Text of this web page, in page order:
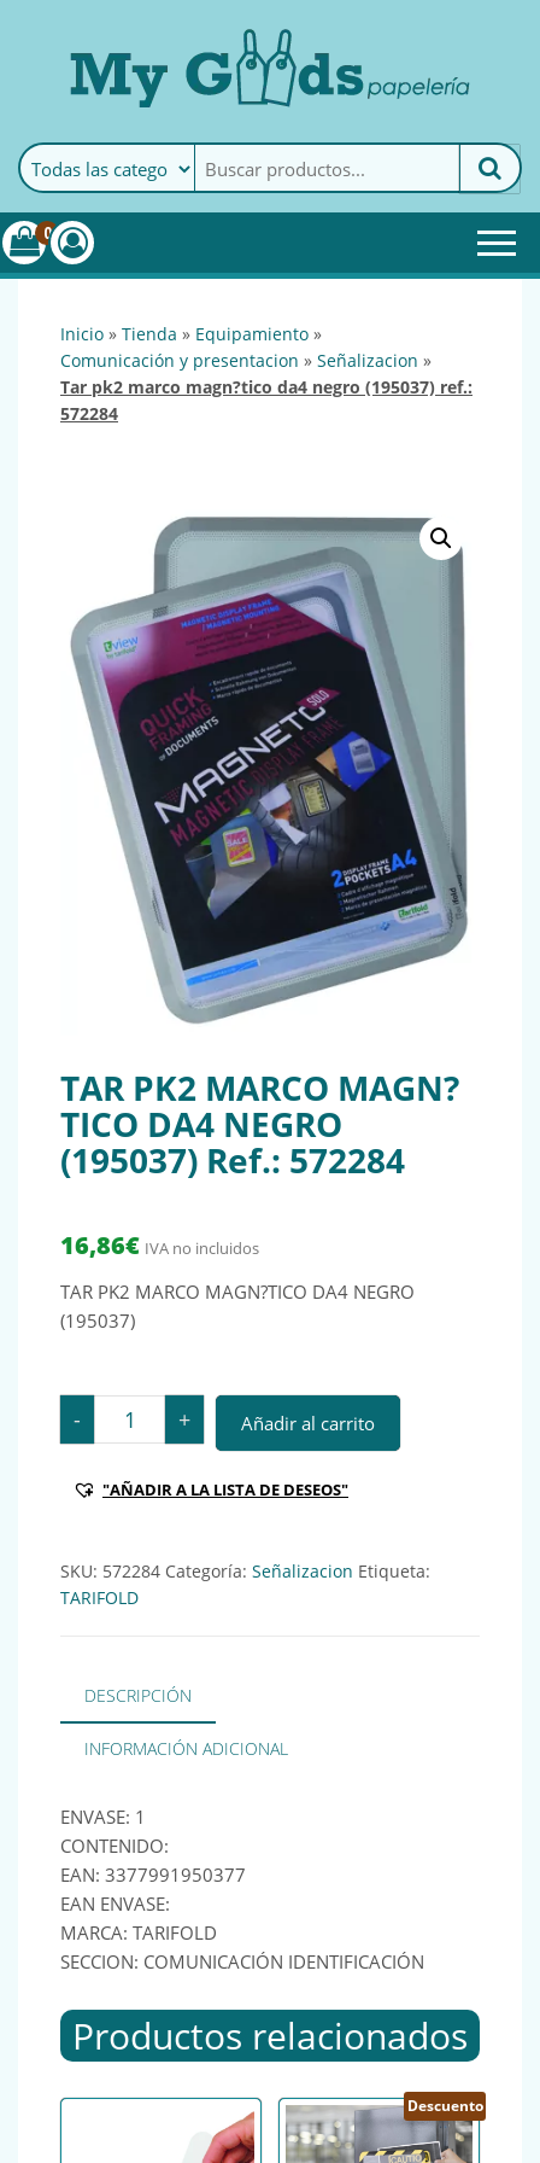
MyGoods · PapeleríaMy Goods es tu papelería
online de confianza. Podrás
encontrar todo lo necesario
0
inicio » tienda » equipamiento »
comunicación y presentacion » señalizacion »
tar pk2 marco magn?tico da4 negro (195037) ref.:
572284
TAR PK2 MARCO MAGN?
TICO DA4 NEGRO
(195037) Ref.: 572284
16,86€ IVA no incluidos
TAR PK2 MARCO MAGN?TICO DA4 NEGRO
(195037)
- TAR PK2 MARCO MAGN?TICO DA4 NEGRO (195037)
+ Añadir al carrito
"AÑADIR A LA LISTA DE DESEOS"
SKU: 572284 Categoría: Señalizacion Etiqueta:
TARIFOLD
DESCRIPCIÓN
INFORMACIÓN ADICIONAL
ENVASE: 1
CONTENIDO:
EAN: 3377991950377
EAN ENVASE:
MARCA: TARIFOLD
SECCION: COMUNICACIÓN IDENTIFICACIÓN
Productos relacionados
Descuento